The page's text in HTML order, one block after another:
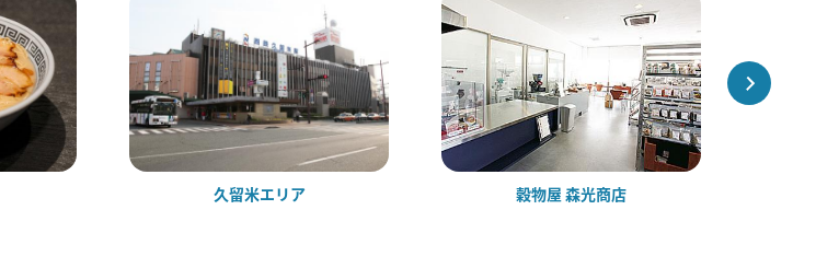
久留米エリア 穀物屋 森光商店